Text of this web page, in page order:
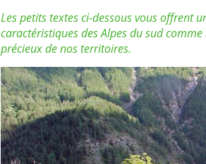
Les petits textes ci-dessous vous offrent
caractéristiques des Alpes du sud
précieux de nos territoires.